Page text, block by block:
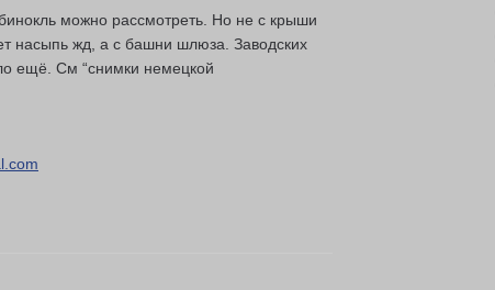
можно рассмотреть. Но не с крыши
насыпь жд, а с башни шлюза. Заводских
ещё. См “снимки немецкой